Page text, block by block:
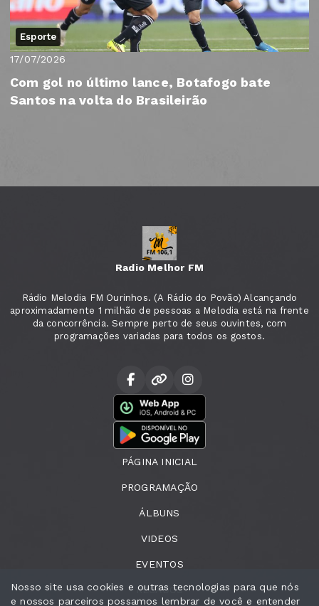
Esporte
17/07/2026
Com gol no último lance, Botafogo bate
Santos na volta do Brasileirão
Radio Melhor FM
Rádio Melodia FM Ourinhos. (A Rádio do Povão) Alcançando
aproximadamente 1 milhão de pessoas a Melodia está na frente
da concorrência. Sempre perto de seus ouvintes, com
programações variadas para todos os gostos.
PÁGINA INICIAL
PROGRAMAÇÃO
ÁLBUNS
VIDEOS
EVENTOS
RECADOS
Nosso site usa cookies e outras tecnologias para que nós
e nossos parceiros possamos lembrar de você e entender